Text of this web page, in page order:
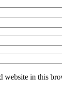
website in this